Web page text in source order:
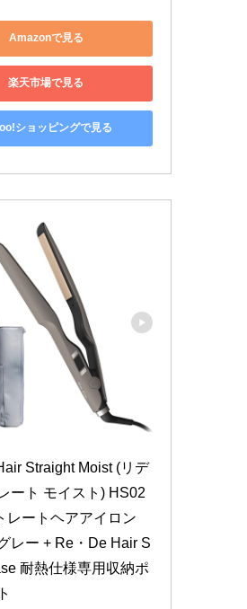
Amazonで見る
楽天市場で見る
ショッピングで見る
Straight Moist (リデ
ート モイスト) HS02
レートヘアアイロン
レー + Re・De Hair S
耐熱仕様専用収納ポ